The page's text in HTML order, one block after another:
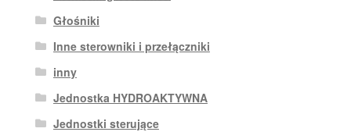
Głośniki
Inne sterowniki i przełączniki
inny
Jednostka HYDROAKTYWNA
Jednostki sterujące